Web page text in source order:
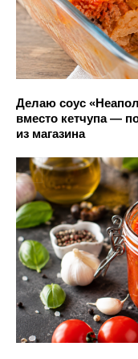
Делаю соус
вместо кетчупа —
из магазина